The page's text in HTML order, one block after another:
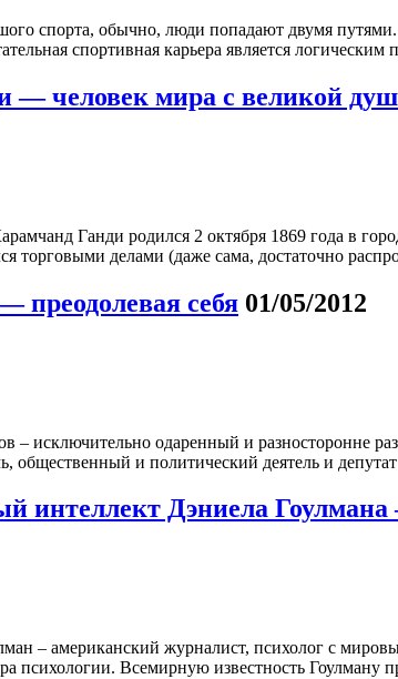
спорта, обычно, люди попадают двумя
спортивная карьера является
— человек мира с великой
Ганди родился 2 октября 1869 года в
торговыми делами (даже сама, достаточно
преодолевая себя 01/05/2012
– исключительно одаренный и разносторонне
общественный и политический деятель и
интеллект Дэниела Гоулмана
– американский журналист, психолог с
психологии. Всемирную известность